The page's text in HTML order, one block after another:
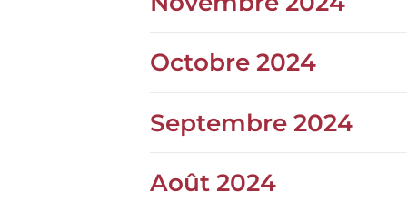
Octobre 2024
Septembre 2024
Août 2024